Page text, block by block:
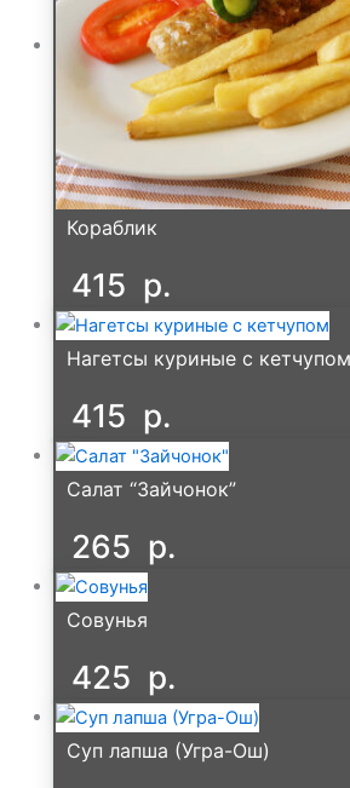
Кораблик
415 р.
Нагетсы куриные с кетчупом
415 р.
Салат “Зайчонок”
265 р.
Совунья
425 р.
Суп лапша (Угра-Ош)